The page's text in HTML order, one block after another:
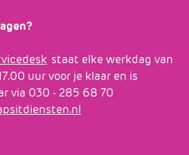
staat elke werkdag van
uur voor je klaar en is
via 030 - 285 68 70